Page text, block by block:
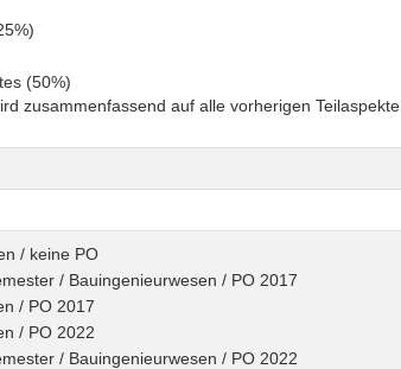
(50%)
zusammenfassend auf alle vorherigen Teilaspekte
/ keine PO
/ Bauingenieurwesen / PO 2017
/ PO 2017
/ PO 2022
/ Bauingenieurwesen / PO 2022